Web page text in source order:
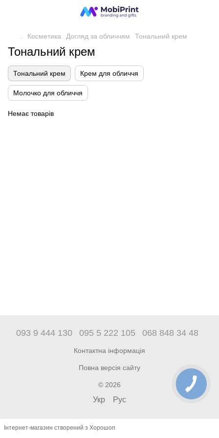
Косметика Догляд за обличчям Тональний крем
Тональний крем
Тональний крем Крем для обличчя
Молочко для обличчя
Немає товарів
093 9 444 130 095 5 222 105 068 848 34 48
Контактна інформація
Повна версія сайту
© 2026
Укр Рус
Інтернет-магазин створений з Хорошоп